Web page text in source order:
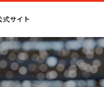
サイト